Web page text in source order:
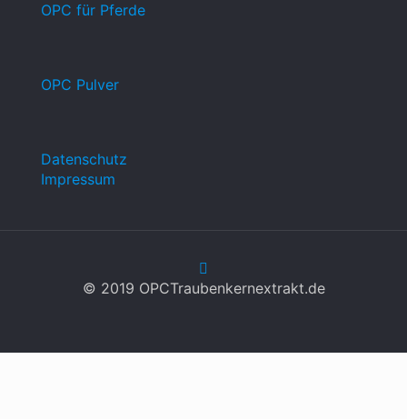
OPC für Pferde
OPC Pulver
Datenschutz
Impressum
© 2019 OPCTraubenkernextrakt.de